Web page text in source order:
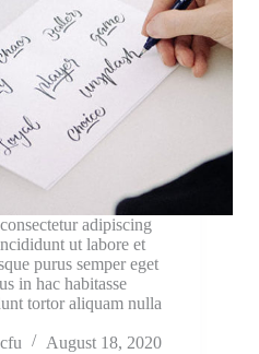
adipiscing
ut labore et
purus semper eget
in hac habitasse
tortor aliquam nulla
August 18, 2020